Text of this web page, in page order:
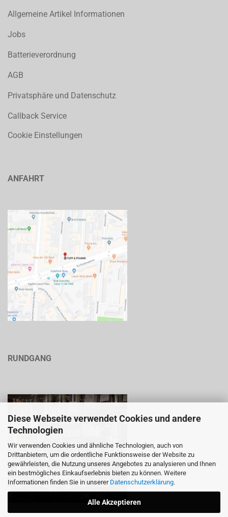
Diese Webseite verwendet Cookies und andere
Technologien
Wir verwenden Cookies und ähnliche Technologien, auch von
Drittanbietern, um die ordentliche Funktionsweise der Website zu
gewährleisten, die Nutzung unseres Angebotes zu analysieren und Ihnen
ein bestmögliches Einkaufserlebnis bieten zu können. Weitere
Informationen finden Sie in unserer Datenschutzerklärung.
Alle Akzeptieren
Allgemeine Artikel Informationen
Jobs
Batterieverordnung
AGB
Privatsphäre und Datenschutz
Callback Service
Cookie Einstellungen
ANFAHRT
RUNDGANG